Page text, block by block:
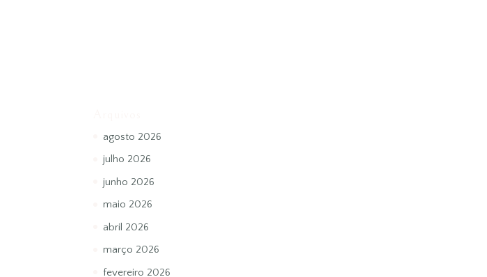
agosto 2026
julho 2026
junho 2026
maio 2026
abril 2026
março 2026
fevereiro 2026